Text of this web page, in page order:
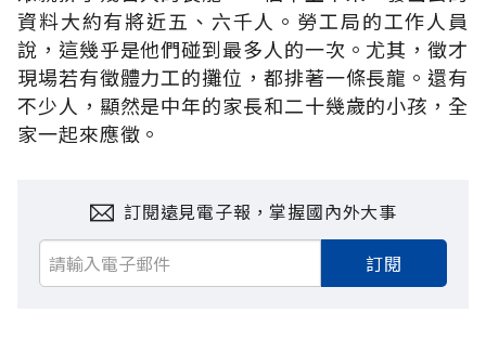
資料大約有將近五、六千人。勞工局的工作人員
說，這幾乎是他們碰到最多人的一次。尤其，徵才
現場若有徵體力工的攤位，都排著一條長龍。還有
不少人，顯然是中年的家長和二十幾歲的小孩，全
家一起來應徵。
訂閱遠見電子報，掌握國內外大事
訂閱